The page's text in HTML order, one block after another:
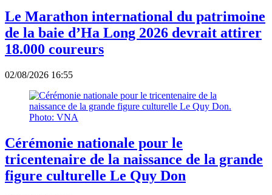
Le Marathon international du patrimoine
de la baie d’Ha Long 2026 devrait attirer
18.000 coureurs
02/08/2026 16:55
Cérémonie nationale pour le
tricentenaire de la naissance de la grande
figure culturelle Le Quy Don